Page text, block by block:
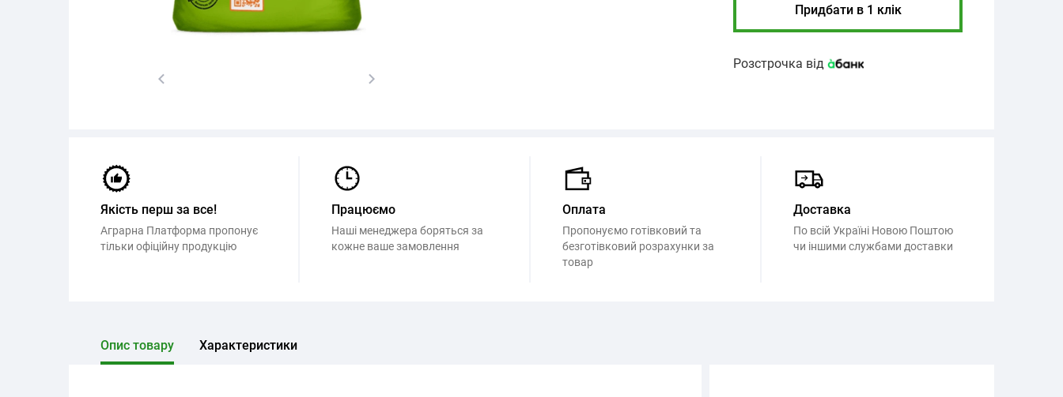
Придбати в 1 клік
Розстрочка від
Якість перш за все!
Аграрна Платформа пропонує
тільки офіційну продукцію
Працюємо
Наші менеджера боряться за
кожне ваше замовлення
Оплата
Пропонуємо готівковий та
безготівковий розрахунки за
товар
Доставка
По всій Україні Новою Поштою
чи іншими службами доставки
Опис товару Характеристики